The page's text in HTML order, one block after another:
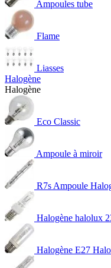
Ampoules tube
Flame
Liasses
Halogène
Halogène
Eco Classic
Ampoule à miroir
R7s Ampoule
Halogène halolux
Halogène E27